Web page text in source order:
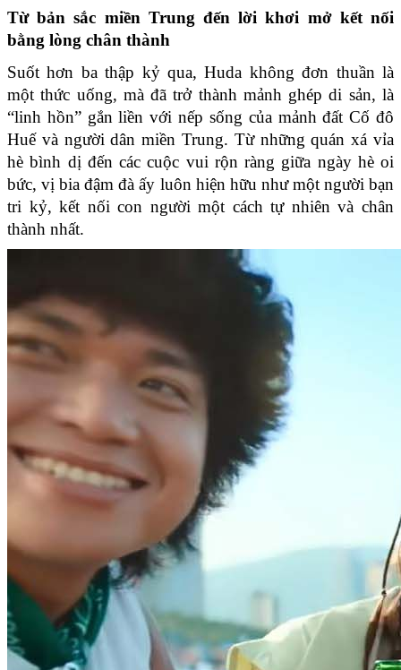
Từ bản sắc miền Trung đến lời khơi mở kết nối
bằng lòng chân thành
Suốt hơn ba thập kỷ qua, Huda không đơn thuần là
một thức uống, mà đã trở thành mảnh ghép di sản, là
“linh hồn” gắn liền với nếp sống của mảnh đất Cố đô
Huế và người dân miền Trung. Từ những quán xá vỉa
hè bình dị đến các cuộc vui rộn ràng giữa ngày hè oi
bức, vị bia đậm đà ấy luôn hiện hữu như một người bạn
tri kỷ, kết nối con người một cách tự nhiên và chân
thành nhất.